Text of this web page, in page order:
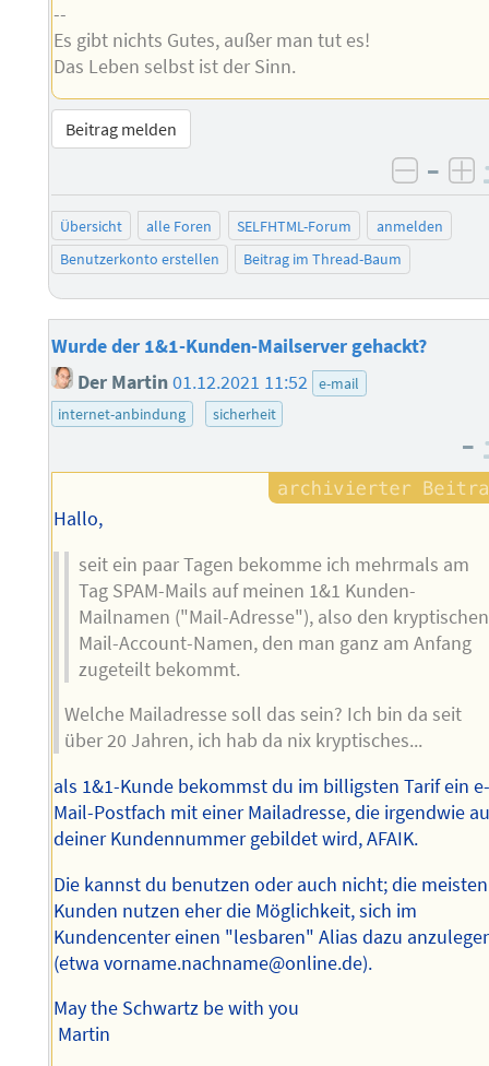
--
Es gibt nichts Gutes, außer man tut es!
Das Leben selbst ist der Sinn.
Beitrag melden
–
Übersicht alle Foren SELFHTML-Forum
anmelden
Benutzerkonto erstellen
Beitrag im Thread-Baum
Wurde der 1&1-Kunden-Mailserver gehackt?
Der Martin01.12.2021 11:52 e-mail
internet-anbindung
sicherheit
–
Hallo,
seit ein paar Tagen bekomme ich mehrmals am
Tag SPAM-Mails auf meinen 1&1 Kunden-
Mailnamen ("Mail-Adresse"), also den kryptischen
Mail-Account-Namen, den man ganz am Anfang
zugeteilt bekommt.
Welche Mailadresse soll das sein? Ich bin da seit
über 20 Jahren, ich hab da nix kryptisches...
als 1&1-Kunde bekommst du im billigsten Tarif ein
Mail-Postfach mit einer Mailadresse, die irgendwie
deiner Kundennummer gebildet wird, AFAIK.
Die kannst du benutzen oder auch nicht; die meisten
Kunden nutzen eher die Möglichkeit, sich im
Kundencenter einen "lesbaren" Alias dazu
(etwa vorname.nachname@online.de).
May the Schwartz be with you
Martin